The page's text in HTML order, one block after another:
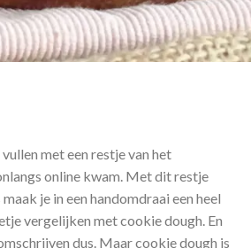
met een restje van het
online kwam. Met dit restje
je in een handomdraai een heel
vergelijken met cookie dough. En
dus. Maar cookie dough is